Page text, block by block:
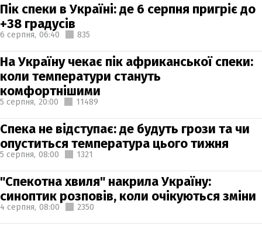
Пік спеки в Україні: де 6 серпня пригріє до
+38 градусів
6 серпня, 06:40 835
На Україну чекає пік африканської спеки:
коли температури стануть
комфортнішими
5 серпня, 20:00 11489
Спека не відступає: де будуть грози та чи
опуститься температура цього тижня
5 серпня, 08:00 1321
"Спекотна хвиля" накрила Україну:
синоптик розповів, коли очікуються зміни
4 серпня, 08:00 2350